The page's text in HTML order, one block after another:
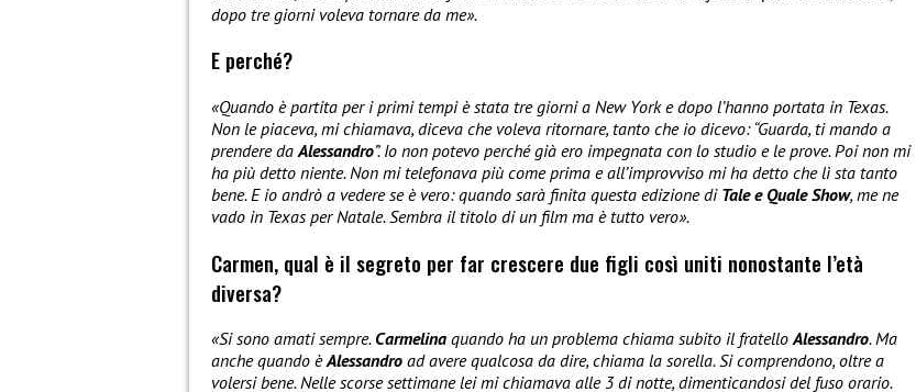
dopo tre giorni voleva tornare da me».
E perché?
«Quando è partita per i primi tempi è stata tre giorni a New York e dopo l’hanno portata in Texas.
Non le piaceva, mi chiamava, diceva che voleva ritornare, tanto che io dicevo: “Guarda, ti mando a
prendere da Alessandro”. Io non potevo perché già ero impegnata con lo studio e le prove. Poi non mi
ha più detto niente. Non mi telefonava più come prima e all’improvviso mi ha detto che lì sta tanto
bene. E io andrò a vedere se è vero: quando sarà finita questa edizione di Tale e Quale Show, me ne
vado in Texas per Natale. Sembra il titolo di un film ma è tutto vero».
Carmen, qual è il segreto per far crescere due figli così uniti nonostante l’età
diversa?
«Si sono amati sempre. Carmelina quando ha un problema chiama subito il fratelloAlessandro. Ma
anche quando èAlessandro ad avere qualcosa da dire, chiama la sorella. Si comprendono, oltre a
volersi bene. Nelle scorse settimane lei mi chiamava alle 3 di notte, dimenticandosi del fuso orario.